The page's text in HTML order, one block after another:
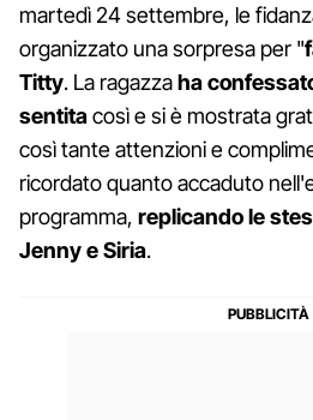
martedì 24 settembre, le
organizzato una sorpresa per "
Titty. La ragazzaha
sentitacosì e si è mostrata
così tante attenzioni e
ricordato quanto accaduto
programma, replicando le
Jenny e Siria.